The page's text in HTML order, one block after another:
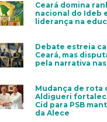
Ceará domina
nacional do Ideb
liderança na
Debate estreia
Ceará, mas
pela narrativa
Mudança de rota
Aldigueri
Cid para PSB
da Alece